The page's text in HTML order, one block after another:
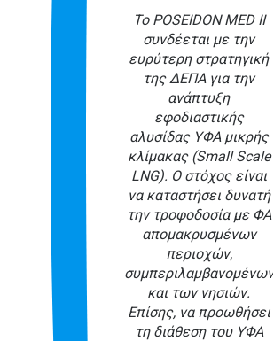
Το POSEIDON MED II
συνδέεται με την
ευρύτερη στρατηγική
της ΔΕΠΑ για την
ανάπτυξη
εφοδιαστικής
αλυσίδας ΥΦΑ μικρής
κλίμακας (Small Scale
LNG). Ο στόχος είναι
να καταστήσει δυνατή
την τροφοδοσία με ΦΑ
απομακρυσμένων
περιοχών,
συμπεριλαμβανομένων
και των νησιών.
Επίσης, να προωθήσει
τη διάθεση του ΥΦΑ